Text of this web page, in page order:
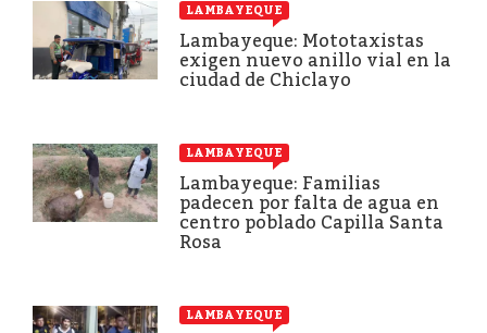
LAMBAYEQUE
Lambayeque: Mototaxistas
exigen nuevo anillo vial en la
ciudad de Chiclayo
LAMBAYEQUE
Lambayeque: Familias
padecen por falta de agua en
centro poblado Capilla Santa
Rosa
LAMBAYEQUE